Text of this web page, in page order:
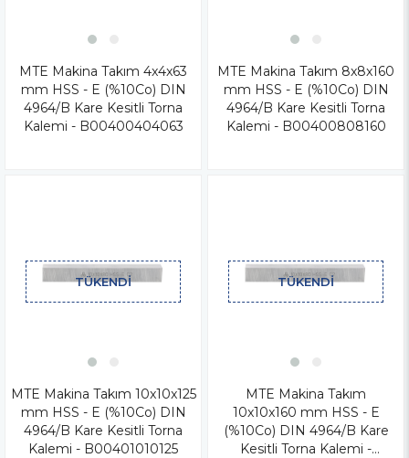
MTE Makina Takım 4x4x63
mm HSS - E (%10Co) DIN
4964/B Kare Kesitli Torna
Kalemi - B00400404063
MTE Makina Takım 8x8x160
mm HSS - E (%10Co) DIN
4964/B Kare Kesitli Torna
Kalemi - B00400808160
TÜKENDI
MTE Makina Takım 10x10x125
mm HSS - E (%10Co) DIN
4964/B Kare Kesitli Torna
Kalemi - B00401010125
TÜKENDI
MTE Makina Takım
10x10x160 mm HSS - E
(%10Co) DIN 4964/B Kare
Kesitli Torna Kalemi -